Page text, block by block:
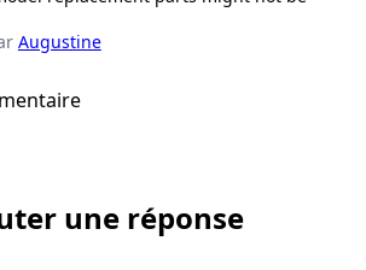
Augustine
une réponse